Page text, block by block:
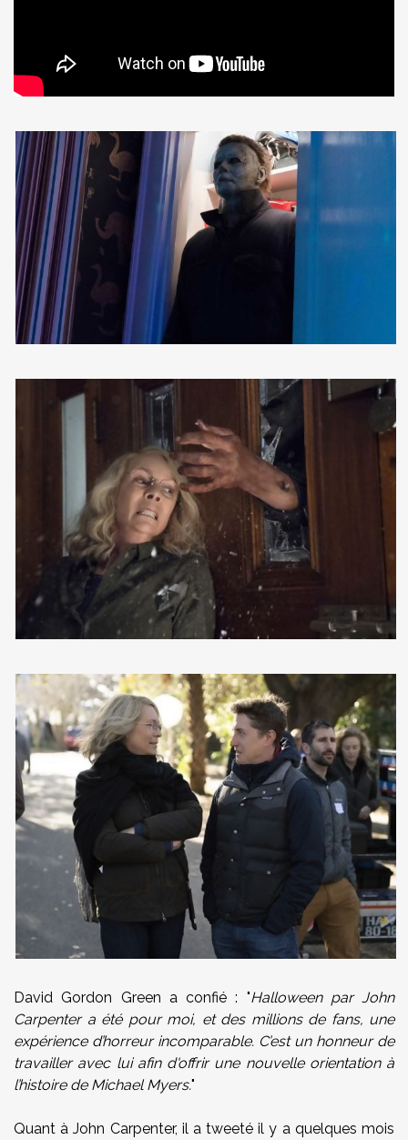
David Gordon Green a confié : "Halloween par John
Carpenter a été pour moi, et des millions de fans, une
expérience d’horreur incomparable. C’est un honneur de
travailler avec lui afin d'offrir une nouvelle orientation à
l’histoire de Michael Myers."
Quant à John Carpenter, il a tweeté il y a quelques mois